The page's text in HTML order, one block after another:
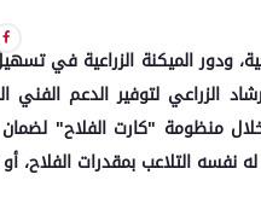
ودور الميكنة الزراعية في
الزراعي لتوفير الدعم الفني
منظومة "كارت الفلاح"
التلاعب بمقدرات الفلاح،